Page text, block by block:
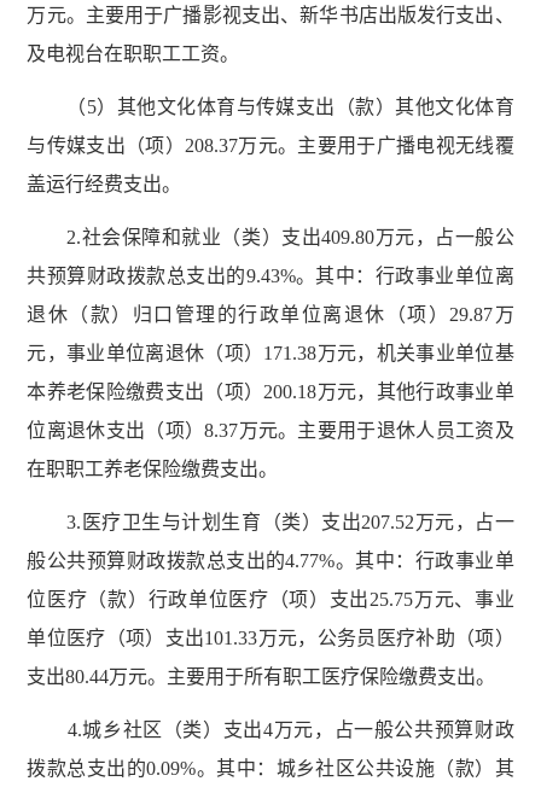
万元。主要用于广播影视支出、新华书店出版发行支出、
及电视台在职职工工资。
（5）其他文化体育与传媒支出（款）其他文化体育
与传媒支出（项）208.37万元。主要用于广播电视无线覆
盖运行经费支出。
2.社会保障和就业（类）支出409.80万元，占一般公
共预算财政拨款总支出的9.43%。其中：行政事业单位离
退休（款）归口管理的行政单位离退休（项）29.87万
元，事业单位离退休（项）171.38万元，机关事业单位基
本养老保险缴费支出（项）200.18万元，其他行政事业单
位离退休支出（项）8.37万元。主要用于退休人员工资及
在职职工养老保险缴费支出。
3.医疗卫生与计划生育（类）支出207.52万元，占一
般公共预算财政拨款总支出的4.77%。其中：行政事业单
位医疗（款）行政单位医疗（项）支出25.75万元、事业
单位医疗（项）支出101.33万元，公务员医疗补助（项）
支出80.44万元。主要用于所有职工医疗保险缴费支出。
4.城乡社区（类）支出4万元，占一般公共预算财政
拨款总支出的0.09%。其中：城乡社区公共设施（款）其